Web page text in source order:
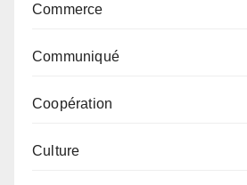
Commerce
Communiqué
Coopération
Culture